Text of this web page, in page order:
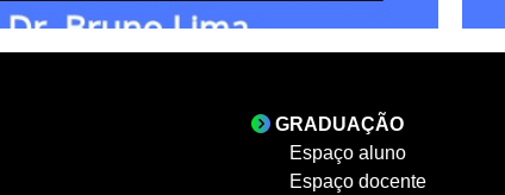
GRADUAÇÃO
Espaço aluno
Espaço docente